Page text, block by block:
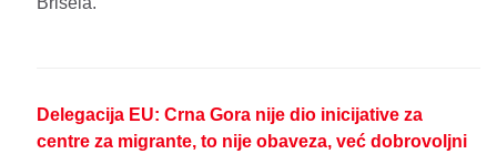
Delegacija EU: Crna Gora nije dio inicijative za
centre za migrante, to nije obaveza, već dobrovoljni